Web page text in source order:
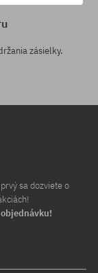
zásielky.
sa dozviete o